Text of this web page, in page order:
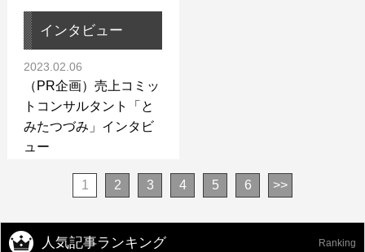
インタビュー
2023.02.06
（PR企画）売上コミッ
トコンサルタント「と
みたつづみ」インタビ
ュー
1 2 3 4 5 6 >>
人気記事ランキング Ranking